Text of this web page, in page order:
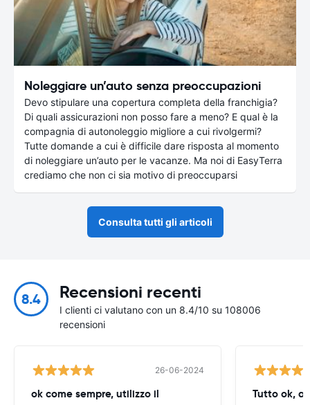
Noleggiare un’auto senza preoccupazioni
Devo stipulare una copertura completa della franchigia?
Di quali assicurazioni non posso fare a meno? E qual è la
compagnia di autonoleggio migliore a cui rivolgermi?
Tutte domande a cui è difficile dare risposta al momento
di noleggiare un’auto per le vacanze. Ma noi di EasyTerra
crediamo che non ci sia motivo di preoccuparsi
Consulta tutti gli articoli
8.4 Recensioni recenti
I clienti ci valutano con un 8.4/10 su 108006
recensioni
26-06-2024
ok come sempre, utilizzo il Tutto ok,